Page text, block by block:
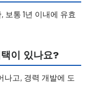
보통 1년 이내에 유효
이 있나요?
나고, 경력 개발에 도